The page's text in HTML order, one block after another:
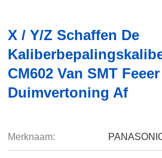
X / Y/Z Schaffen De
CM602 Van SMT
Duimvertoning Af
Merknaam: